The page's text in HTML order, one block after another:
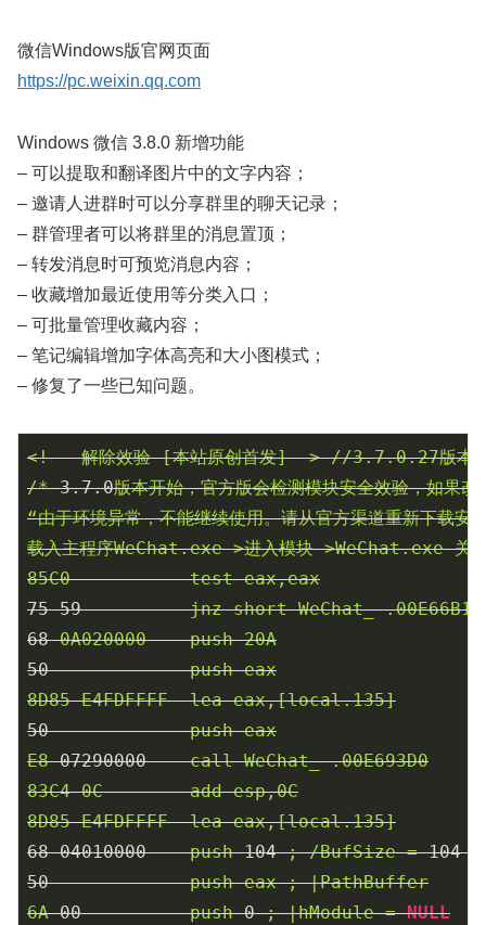
微信Windows版官网页面
https://pc.weixin.qq.com
Windows 微信 3.8.0 新增功能
– 可以提取和翻译图片中的文字内容；
– 邀请人进群时可以分享群里的聊天记录；
– 群管理者可以将群里的消息置顶；
– 转发消息时可预览消息内容；
– 收藏增加最近使用等分类入口；
– 可批量管理收藏内容；
– 笔记编辑增加字体高亮和大小图模式；
– 修复了一些已知问题。
<!-- 解除效验 [本站原创首发]--> //3.7.0.27版本开
/* 3.7.0版本开始，官方版会检测模块安全效验，如果改
“由于环境异常，不能继续使用。请从官方渠道重新下载
载入主程序WeChat.exe->进入模块->WeChat.exe 关
85C0
test eax,eax
75 59 jnz short WeChat_-.00E66B10
68 0A020000 push 20A
50
push eax
8D85 E4FDFFFF lea eax,[local.135]
50
push eax
E8 07290000 call WeChat_-.00E693D0
83C4 0C add esp,0C
8D85 E4FDFFFF lea eax,[local.135]
68 04010000 push 104 ; /BufSize = 104
50
push eax ; |PathBuffer
6A 00 push 0 ; |hModule = NULL